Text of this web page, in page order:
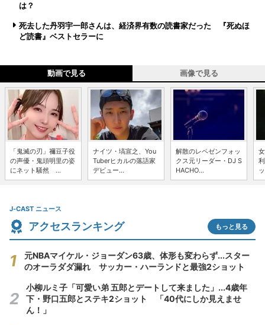
は？
死去した丹羽宇一郎さんは、経済界有数の読書家だった 『死ぬほ
ど読書』ベストセラーに
動画で見る 画像で見る
「鬼滅の刃」禰豆子役
の声優・鬼頭明里の姿
にネット騒然 ...
ナイツ・塙宣之、You
Tuberヒカルの落語家
デビュー...
解散のレペゼンフォッ
クス元リーダー・DJ S
HACHO...
J-CAST ニュース
アクセスランキング もっと見る
元NBAマイケル・ジョーダン63歳、体形も変わらず...スター
のオーラダダ漏れ サッカー・ハーランドと最強2ショット
小柳ルミ子「可愛い弟 五郎とデートして来ました」...4歳年
下・野口五郎とステキ2ショット 「40代にしか見えませ
ん！」